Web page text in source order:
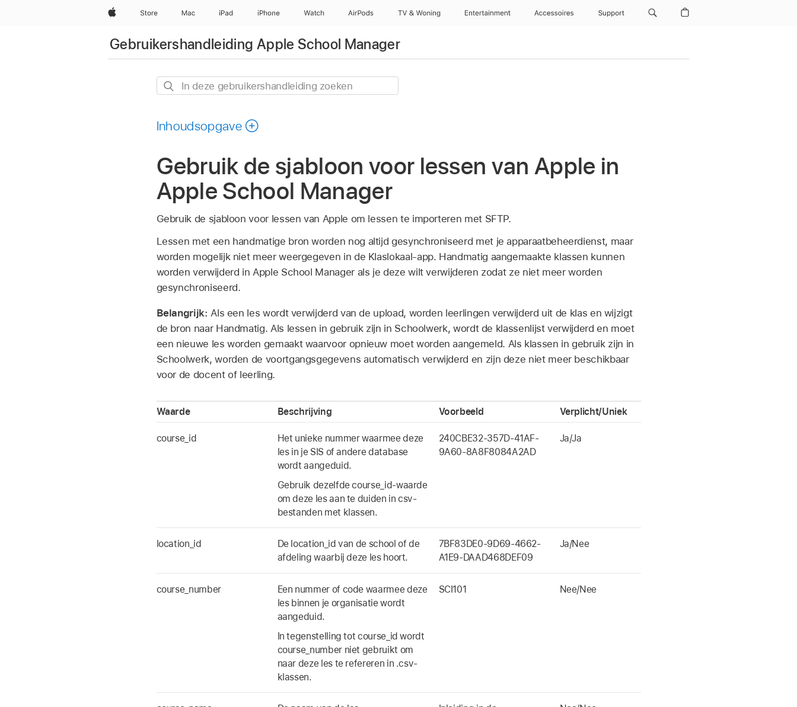
AppleStore Mac iPad iPhone Watch AirPods TV & Woning Entertainment Accessoires Support
Gebruikershandleiding Apple School Manager
In
zoeken
Inhoudsopgave
Gebruik de sjabloon voor lessen van Apple in
Apple School Manager
Gebruik de sjabloon voor lessen van Apple om lessen te importeren met SFTP.
Lessen met een handmatige bron worden nog altijd gesynchroniseerd met je apparaatbeheerdienst, maar
worden mogelijk niet meer weergegeven in de Klaslokaal-app. Handmatig aangemaakte klassen kunnen
worden verwijderd in Apple School Manager als je deze wilt verwijderen zodat ze niet meer worden
gesynchroniseerd.
Belangrijk: Als een les wordt verwijderd van de upload, worden leerlingen verwijderd uit de klas en wijzigt
de bron naar Handmatig. Als lessen in gebruik zijn in Schoolwerk, wordt de klassenlijst verwijderd en moet
een nieuwe les worden gemaakt waarvoor opnieuw moet worden aangemeld. Als klassen in gebruik zijn in
Schoolwerk, worden de voortgangsgegevens automatisch verwijderd en zijn deze niet meer beschikbaar
voor de docent of leerling.
Waarde Beschrijving Voorbeeld Verplicht/Uniek
course_id
Het unieke nummer waarmee deze
les in je SIS of andere database
wordt aangeduid.
Gebruik dezelfde course_id-waarde
om deze les aan te duiden in csv-
bestanden met klassen.
240CBE32-357D-41AF-
9A60-8A8F8084A2AD
Ja/Ja
location_id
De location_id van de school of de
afdeling waarbij deze les hoort.
7BF83DE0-9D69-4662-
A1E9-DAAD468DEF09
Ja/Nee
course_number
Een nummer of code waarmee deze
les binnen je organisatie wordt
aangeduid.
In tegenstelling tot course_id wordt
course_number niet gebruikt om
naar deze les te refereren in .csv-
klassen.
SCI101 Nee/Nee